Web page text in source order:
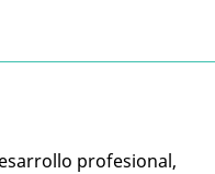
profesional,